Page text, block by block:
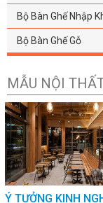
Bộ Bàn Ghế Nhập
Bộ Bàn Ghế Gỗ
MẪU NỘI
Ý TƯỞNG KINH